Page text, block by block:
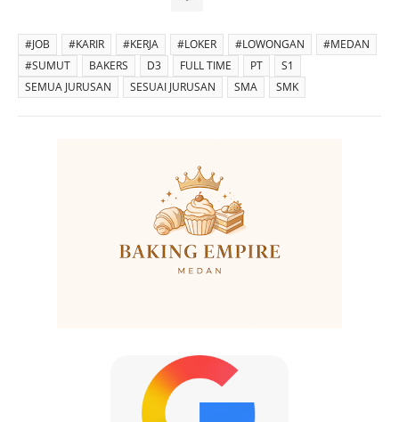
#JOB #KARIR #KERJA #LOKER #LOWONGAN
#MEDAN
#SUMUT
BAKERS D3 FULL TIME PT
S1
SEMUA JURUSAN
SESUAI JURUSAN SMA SMK